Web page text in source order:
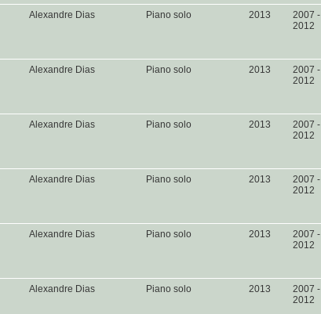
Alexandre Dias Piano solo 2013
2007 -
2012
Alexandre Dias Piano solo 2013
2007 -
2012
Alexandre Dias Piano solo 2013
2007 -
2012
Alexandre Dias Piano solo 2013
2007 -
2012
Alexandre Dias Piano solo 2013
2007 -
2012
Alexandre Dias Piano solo 2013
2007 -
2012